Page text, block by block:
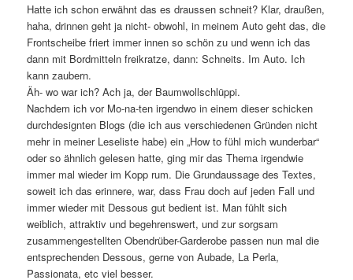
Hatte ich schon erwähnt das es draussen schneit? Klar, draußen,
haha, drinnen geht ja nicht- obwohl, in meinem Auto geht das, die
Frontscheibe friert immer innen so schön zu und wenn ich das
dann mit Bordmitteln freikratze, dann: Schneits. Im Auto. Ich
kann zaubern.
Äh- wo war ich? Ach ja, der Baumwollschlüppi.
Nachdem ich vor Mo-na-ten irgendwo in einem dieser schicken
durchdesignten Blogs (die ich aus verschiedenen Gründen nicht
mehr in meiner Leseliste habe) ein „How to fühl mich wunderbar“
oder so ähnlich gelesen hatte, ging mir das Thema irgendwie
immer mal wieder im Kopp rum. Die Grundaussage des Textes,
soweit ich das erinnere, war, dass Frau doch auf jeden Fall und
immer wieder mit Dessous gut bedient ist. Man fühlt sich
weiblich, attraktiv und begehrenswert, und zur sorgsam
zusammengestellten Obendrüber-Garderobe passen nun mal die
entsprechenden Dessous, gerne von Aubade, La Perla,
Passionata, etc viel besser.